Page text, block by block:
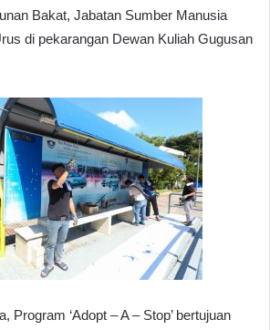
Bakat, Jabatan Sumber Manusia
di pekarangan Dewan Kuliah Gugusan
Program ‘Adopt – A – Stop’ bertujuan